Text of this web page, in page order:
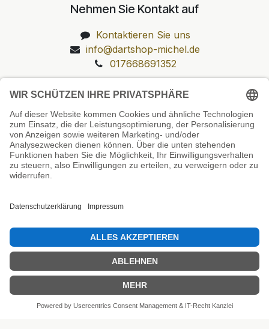
Nehmen Sie Kontakt auf
Kontaktieren Sie uns
info@dartshop-michel.de
017668691352
Unsere Prüfsiegel